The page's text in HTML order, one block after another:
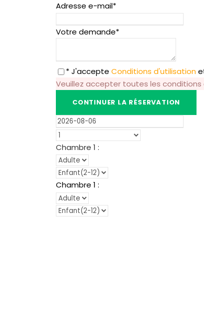
Adresse e-mail*
Votre demande*
* J'accepte Conditions d'utilisation
Veuillez accepter toutes les
Chambre 1 :
Chambre 1 :